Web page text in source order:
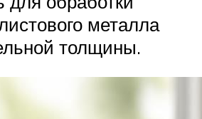
металла
толщины.